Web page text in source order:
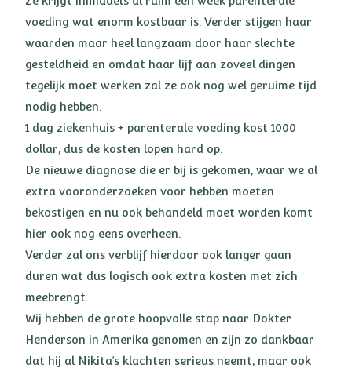
voeding wat enorm kostbaar is. Verder stijgen haar
waarden maar heel langzaam door haar slechte
gesteldheid en omdat haar lijf aan zoveel dingen
tegelijk moet werken zal ze ook nog wel geruime tijd
nodig hebben.
1 dag ziekenhuis + parenterale voeding kost 1000
dollar, dus de kosten lopen hard op.
De nieuwe diagnose die er bij is gekomen, waar we al
extra vooronderzoeken voor hebben moeten
bekostigen en nu ook behandeld moet worden komt
hier ook nog eens overheen.
Verder zal ons verblijf hierdoor ook langer gaan
duren wat dus logisch ook extra kosten met zich
meebrengt.
Wij hebben de grote hoopvolle stap naar Dokter
Henderson in Amerika genomen en zijn zo dankbaar
dat hij al Nikita’s klachten serieus neemt, maar ook